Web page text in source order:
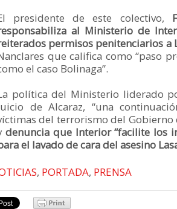
presidente de este colectivo,
al Ministerio de
permisos penitenciarios a
que califica como “paso
el caso Bolinaga”.
política del Ministerio liderado
de Alcaraz, “una
del terrorismo del Gobierno
denuncia que Interior “facilite los
el lavado de cara del asesino
, PORTADA, PRENSA